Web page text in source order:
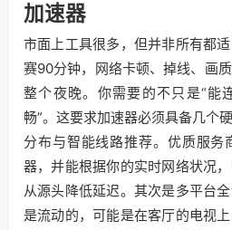
加速器
市面上工具很多，但并非所有都
赛90分钟，网络卡顿、掉线、画
整个夜晚。你需要的不只是“能
畅”。这要求加速器必须具备几个
分布与智能线路推荐。优质服务
器，并能根据你的实时网络状况，
从源头降低延迟。其次是多平台
是流动的，可能是在客厅的电视